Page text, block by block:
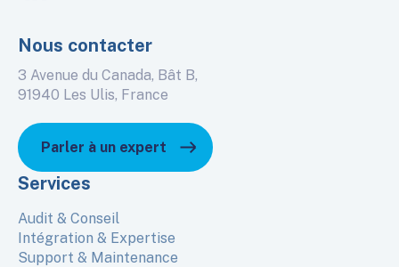
Nous contacter
3 Avenue du Canada, Bât B,
91940 Les Ulis, France
Parler à un expert
Services
Audit & Conseil
Intégration & Expertise
Support & Maintenance